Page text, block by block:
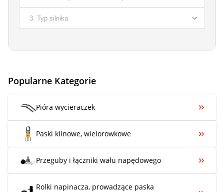
Popularne Kategorie
Pióra wycieraczek
Paski klinowe, wielorowkowe
Przeguby i łączniki wału napędowego
Rolki napinacza, prowadzące paska